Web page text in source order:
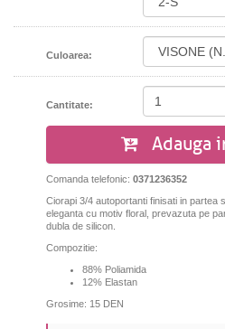
Culoarea:
Cantitate:
Adauga
Comanda telefonic: 0371236352
Ciorapi 3/4 autoportanti finisati in partea
eleganta cu motiv floral, prevazuta pe
dubla de silicon.
Compozitie:
88% Poliamida
12% Elastan
Grosime: 15 DEN